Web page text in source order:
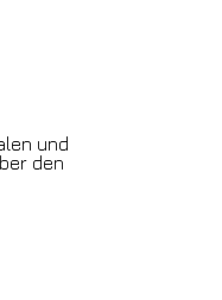
und
den